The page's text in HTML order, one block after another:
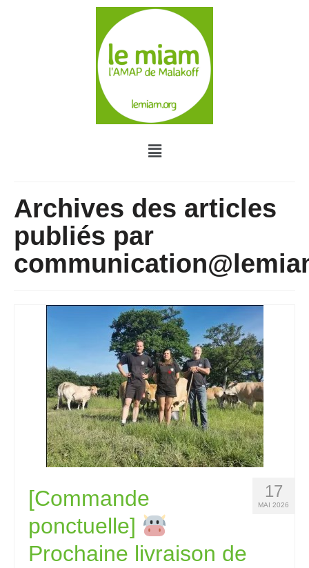
Archives des articles
publiés par
17
MAI 2026
[Commande
ponctuelle]
Prochaine livraison de